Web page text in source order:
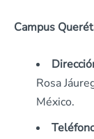
Campus
Rosa
México.